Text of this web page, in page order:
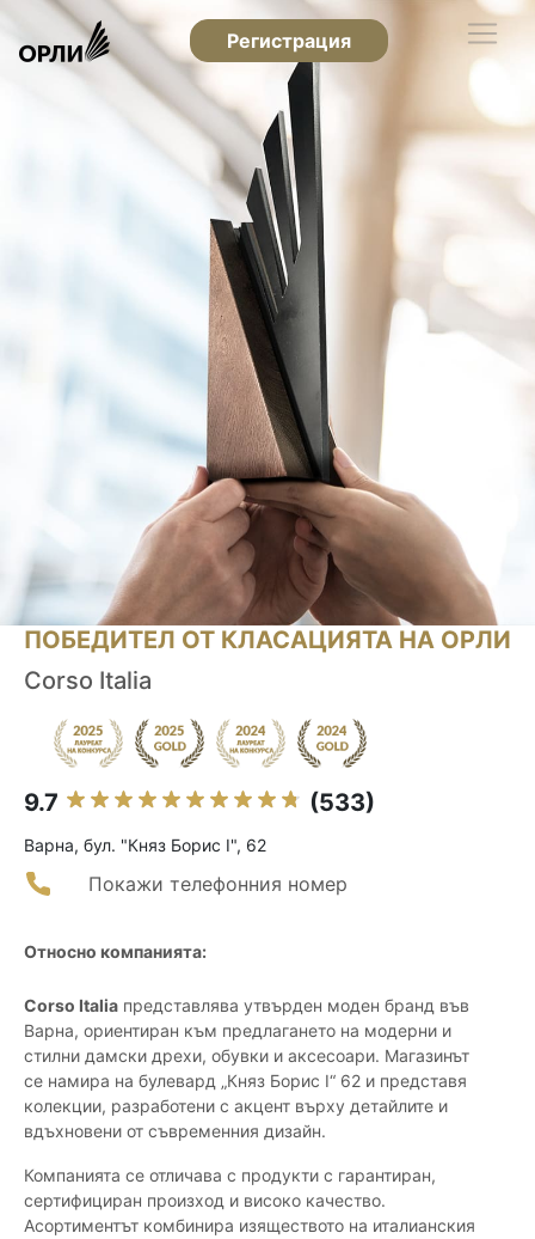
Регистрация
ПОБЕДИТЕЛ ОТ КЛАСАЦИЯТА НА ОРЛИ
Corso Italia
9.7 (533)
Варна, бул. "Княз Борис I", 62
Покажи телефонния номер
Относно компанията:
Corso Italia представлява утвърден моден бранд във
Варна, ориентиран към предлагането на модерни и
стилни дамски дрехи, обувки и аксесоари. Магазинът
се намира на булевард „Княз Борис I“ 62 и представя
колекции, разработени с акцент върху детайлите и
вдъхновени от съвременния дизайн.
Компанията се отличава с продукти с гарантиран,
сертифициран произход и високо качество.
Асортиментът комбинира изяществото на италианския